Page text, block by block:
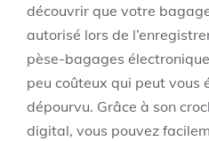
découvrir que votre
autorisé lors de
pèse-bagages
peu coûteux qui peut vous
dépourvu. Grâce à son
digital, vous pouvez